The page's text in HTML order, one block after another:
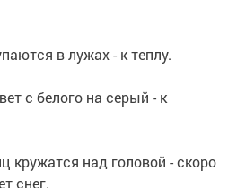
в лужах - к теплу.
с белого на серый - к
кружатся над головой - скоро
снег.